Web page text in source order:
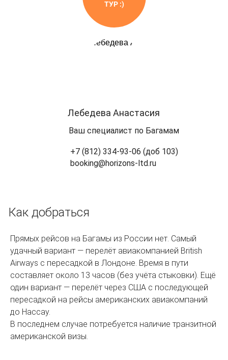
ТУР :)
Лебедева Анастасия
Ваш специалист по Багамам
+7 (812) 334-93-06 (доб 103)
booking@horizons-ltd.ru
Как добраться
Прямых рейсов на Багамы из России нет. Самый
удачный вариант — перелёт авиакомпанией British
Airways с пересадкой в Лондоне. Время в пути
составляет около 13 часов (без учёта стыковки). Ещё
один вариант — перелёт через США с последующей
пересадкой на рейсы американских авиакомпаний
до Нассау.
В последнем случае потребуется наличие транзитной
американской визы.